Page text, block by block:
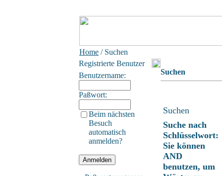
Home / Suchen
Registrierte Benutzer
Benutzername:
Paßwort:
Beim nächsten
Besuch
automatisch
anmelden?
Suchen
Suchen
Suche nach
Schlüsselwort:
Sie können
AND
benutzen, um